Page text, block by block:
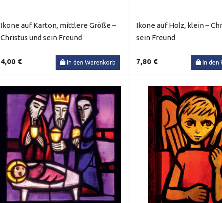
Ikone auf Karton, mittlere Größe –
Christus und sein Freund
4,00 € In den Warenkorb
Ikone auf Holz, klein –
sein Freund
7,80 € In den